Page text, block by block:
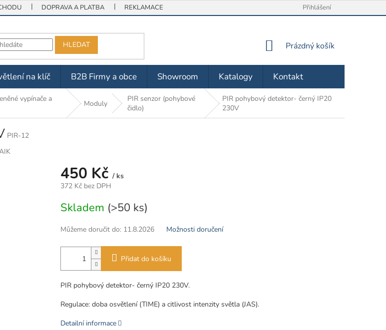
DOPRAVA A PLATBA REKLAMACE / VRÁCENÍ ZBOŽÍ OBCHODNÍ PODMÍNKY
Přihlášení
HLEDAT
NÁKUPNÍ
Prázdný košík
na klíč B2B Firmy a obce Showroom Katalogy Kontakt
vypínače a
Moduly
PIR senzor (pohybové
čidlo)
PIR pohybový detektor- černý IP20
230V
PIR-12
450 Kč / ks
372 Kč bez DPH
cena:
Skladem (>50 ks)
Můžeme doručit do: 11.8.2026 Možnosti doručení
Přidat do košíku
PIR pohybový detektor- černý IP20 230V.
Regulace: doba osvětlení (TIME) a citlivost intenzity světla (JAS).
Detailní informace